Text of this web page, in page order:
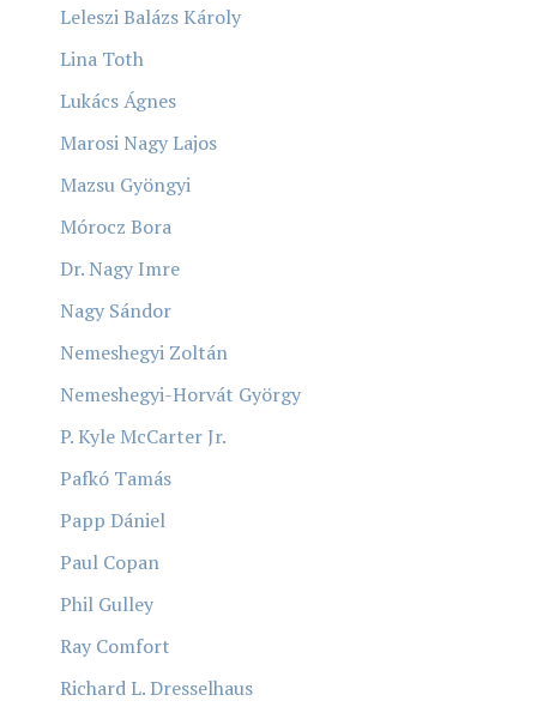
Leleszi Balázs Károly
Lina Toth
Lukács Ágnes
Marosi Nagy Lajos
Mazsu Gyöngyi
Mórocz Bora
Dr. Nagy Imre
Nagy Sándor
Nemeshegyi Zoltán
Nemeshegyi-Horvát György
P. Kyle McCarter Jr.
Pafkó Tamás
Papp Dániel
Paul Copan
Phil Gulley
Ray Comfort
Richard L. Dresselhaus